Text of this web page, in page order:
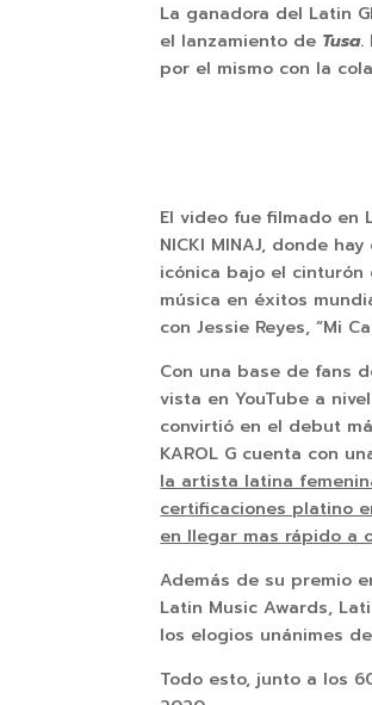
La ganadora del Latin
el lanzamiento de Tusa.
por el mismo con la
El video fue filmado en
NICKI MINAJ, donde
icónica bajo el cinturón
música en éxitos
con Jessie Reyes, “Mi
Con una base de fans
vista en YouTube a
convirtió en el debut
KAROL G cuenta con
la artista latina
certificaciones platino
en llegar mas rápido a
Además de su premio
Latin Music Awards,
los elogios unánimes
Todo esto, junto a los